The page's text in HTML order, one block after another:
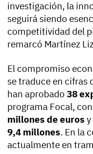
investigación, la
seguirá siendo
competitividad del
remarcó Martínez
El compromiso
se traduce en cifras
han aprobado 38
programa Focal,
millones de euros
9,4 millones. En la
actualmente en